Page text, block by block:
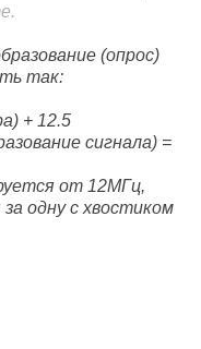
(опрос)
так:
+ 12.5
сигнала) =
от 12МГц,
одну с хвостиком